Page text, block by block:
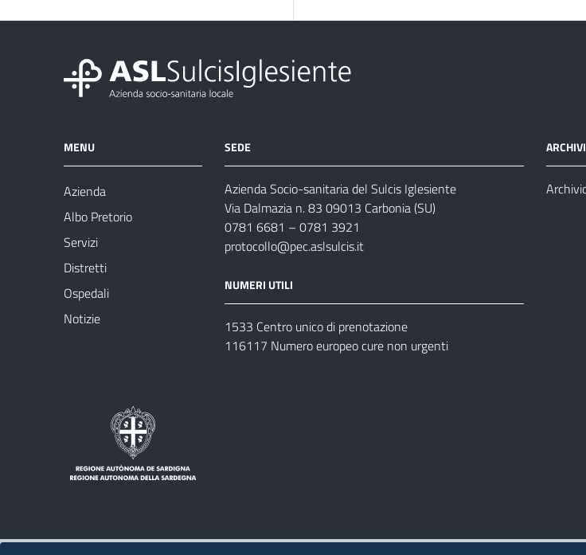
MENU
Azienda
Albo Pretorio
Servizi
Distretti
Ospedali
Notizie
SEDE
Azienda Socio-sanitaria del Sulcis Iglesiente
Via Dalmazia n. 83 09013 Carbonia (SU)
0781 6681 – 0781 3921
protocollo@pec.aslsulcis.it
NUMERI UTILI
1533 Centro unico di prenotazione
116117 Numero europeo cure non urgenti